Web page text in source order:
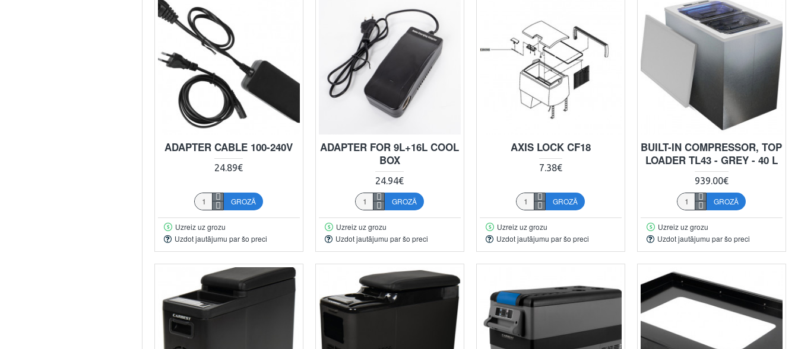
ADAPTER CABLE 100-240V
24.89€
GROZĀ
Uzreiz uz grozu
Uzdot jautājumu par šo preci
ADAPTER FOR 9L+16L COOL
BOX
24.94€
GROZĀ
Uzreiz uz grozu
Uzdot jautājumu par šo preci
AXIS LOCK CF18
7.38€
GROZĀ
Uzreiz uz grozu
Uzdot jautājumu par šo preci
BUILT-IN COMPRESSOR, TOP
LOADER TL43 - GREY - 40 L
939.00€
GROZĀ
Uzreiz uz grozu
Uzdot jautājumu par šo preci